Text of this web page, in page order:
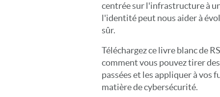
centrée sur l'infrastructure à
l'identité peut nous aider à
sûr.
Téléchargez ce livre blanc de
comment vous pouvez tirer
passées et les appliquer à vos
matière de cybersécurité.